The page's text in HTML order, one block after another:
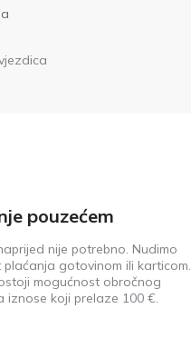
pouzećem
nije potrebno. Nudimo
gotovinom ili karticom.
mogućnost obročnog
iznose koji prelaze 100 €.